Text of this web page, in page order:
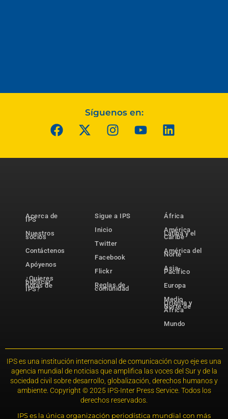
Síguenos en:
Acerca de
IPS
Nuestros
socios
Contáctenos
Apóyenos
¿Quieres
publicar
notas de
IPS?
Sigue a IPS
Inicio
Twitter
Facebook
Flickr
Reglas de
comunidad
África
América
Latina y el
Caribe
América del
Norte
Asia-
Pacífico
Europa
Medio
Oriente y
Norte de
África
Mundo
IPS es una institución internacional de comunicación cuyo eje es una
agencia mundial de noticias que amplifica las voces del Sur y de la
sociedad civil sobre desarrollo, globalización, derechos humanos y
ambiente. Copyright © 2025 IPS-Inter Press Service. Todos los
derechos reservados.
IPS es la única organización periodística mundial con más